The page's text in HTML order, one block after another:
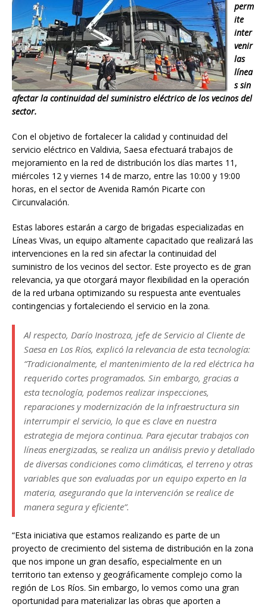
perm
ite
inter
venir
las
línea
s sin
afectar la continuidad del suministro eléctrico de los vecinos del
sector.
Con el objetivo de fortalecer la calidad y continuidad del
servicio eléctrico en Valdivia, Saesa efectuará trabajos de
mejoramiento en la red de distribución los días martes 11,
miércoles 12 y viernes 14 de marzo, entre las 10:00 y 19:00
horas, en el sector de Avenida Ramón Picarte con
Circunvalación.
Estas labores estarán a cargo de brigadas especializadas en
Líneas Vivas, un equipo altamente capacitado que realizará las
intervenciones en la red sin afectar la continuidad del
suministro de los vecinos del sector. Este proyecto es de gran
relevancia, ya que otorgará mayor flexibilidad en la operación
de la red urbana optimizando su respuesta ante eventuales
contingencias y fortaleciendo el servicio en la zona.
Al respecto, Darío Inostroza, jefe de Servicio al Cliente de
Saesa en Los Ríos, explicó la relevancia de esta tecnología:
“Tradicionalmente, el mantenimiento de la red eléctrica ha
requerido cortes programados. Sin embargo, gracias a
esta tecnología, podemos realizar inspecciones,
reparaciones y modernización de la infraestructura sin
interrumpir el servicio, lo que es clave en nuestra
estrategia de mejora continua. Para ejecutar trabajos con
líneas energizadas, se realiza un análisis previo y detallado
de diversas condiciones como climáticas, el terreno y otras
variables que son evaluadas por un equipo experto en la
materia, asegurando que la intervención se realice de
manera segura y eficiente”.
“Esta iniciativa que estamos realizando es parte de un
proyecto de crecimiento del sistema de distribución en la zona
que nos impone un gran desafío, especialmente en un
territorio tan extenso y geográficamente complejo como la
región de Los Ríos. Sin embargo, lo vemos como una gran
oportunidad para materializar las obras que aporten a